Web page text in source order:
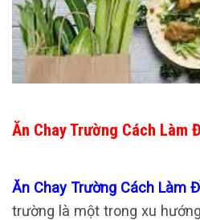
Ăn Chay Trường Cách Làm
Ăn Chay Trường Cách Làm
trường là một trong xu